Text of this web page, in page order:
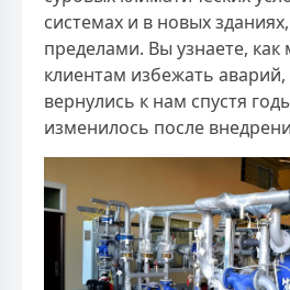
системах и в новых
пределами. Вы узнаете,
клиентам избежать
вернулись к нам спустя
изменилось после